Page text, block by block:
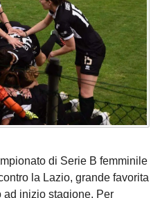
di Serie B femminile
la Lazio, grande favorita
ad inizio stagione. Per